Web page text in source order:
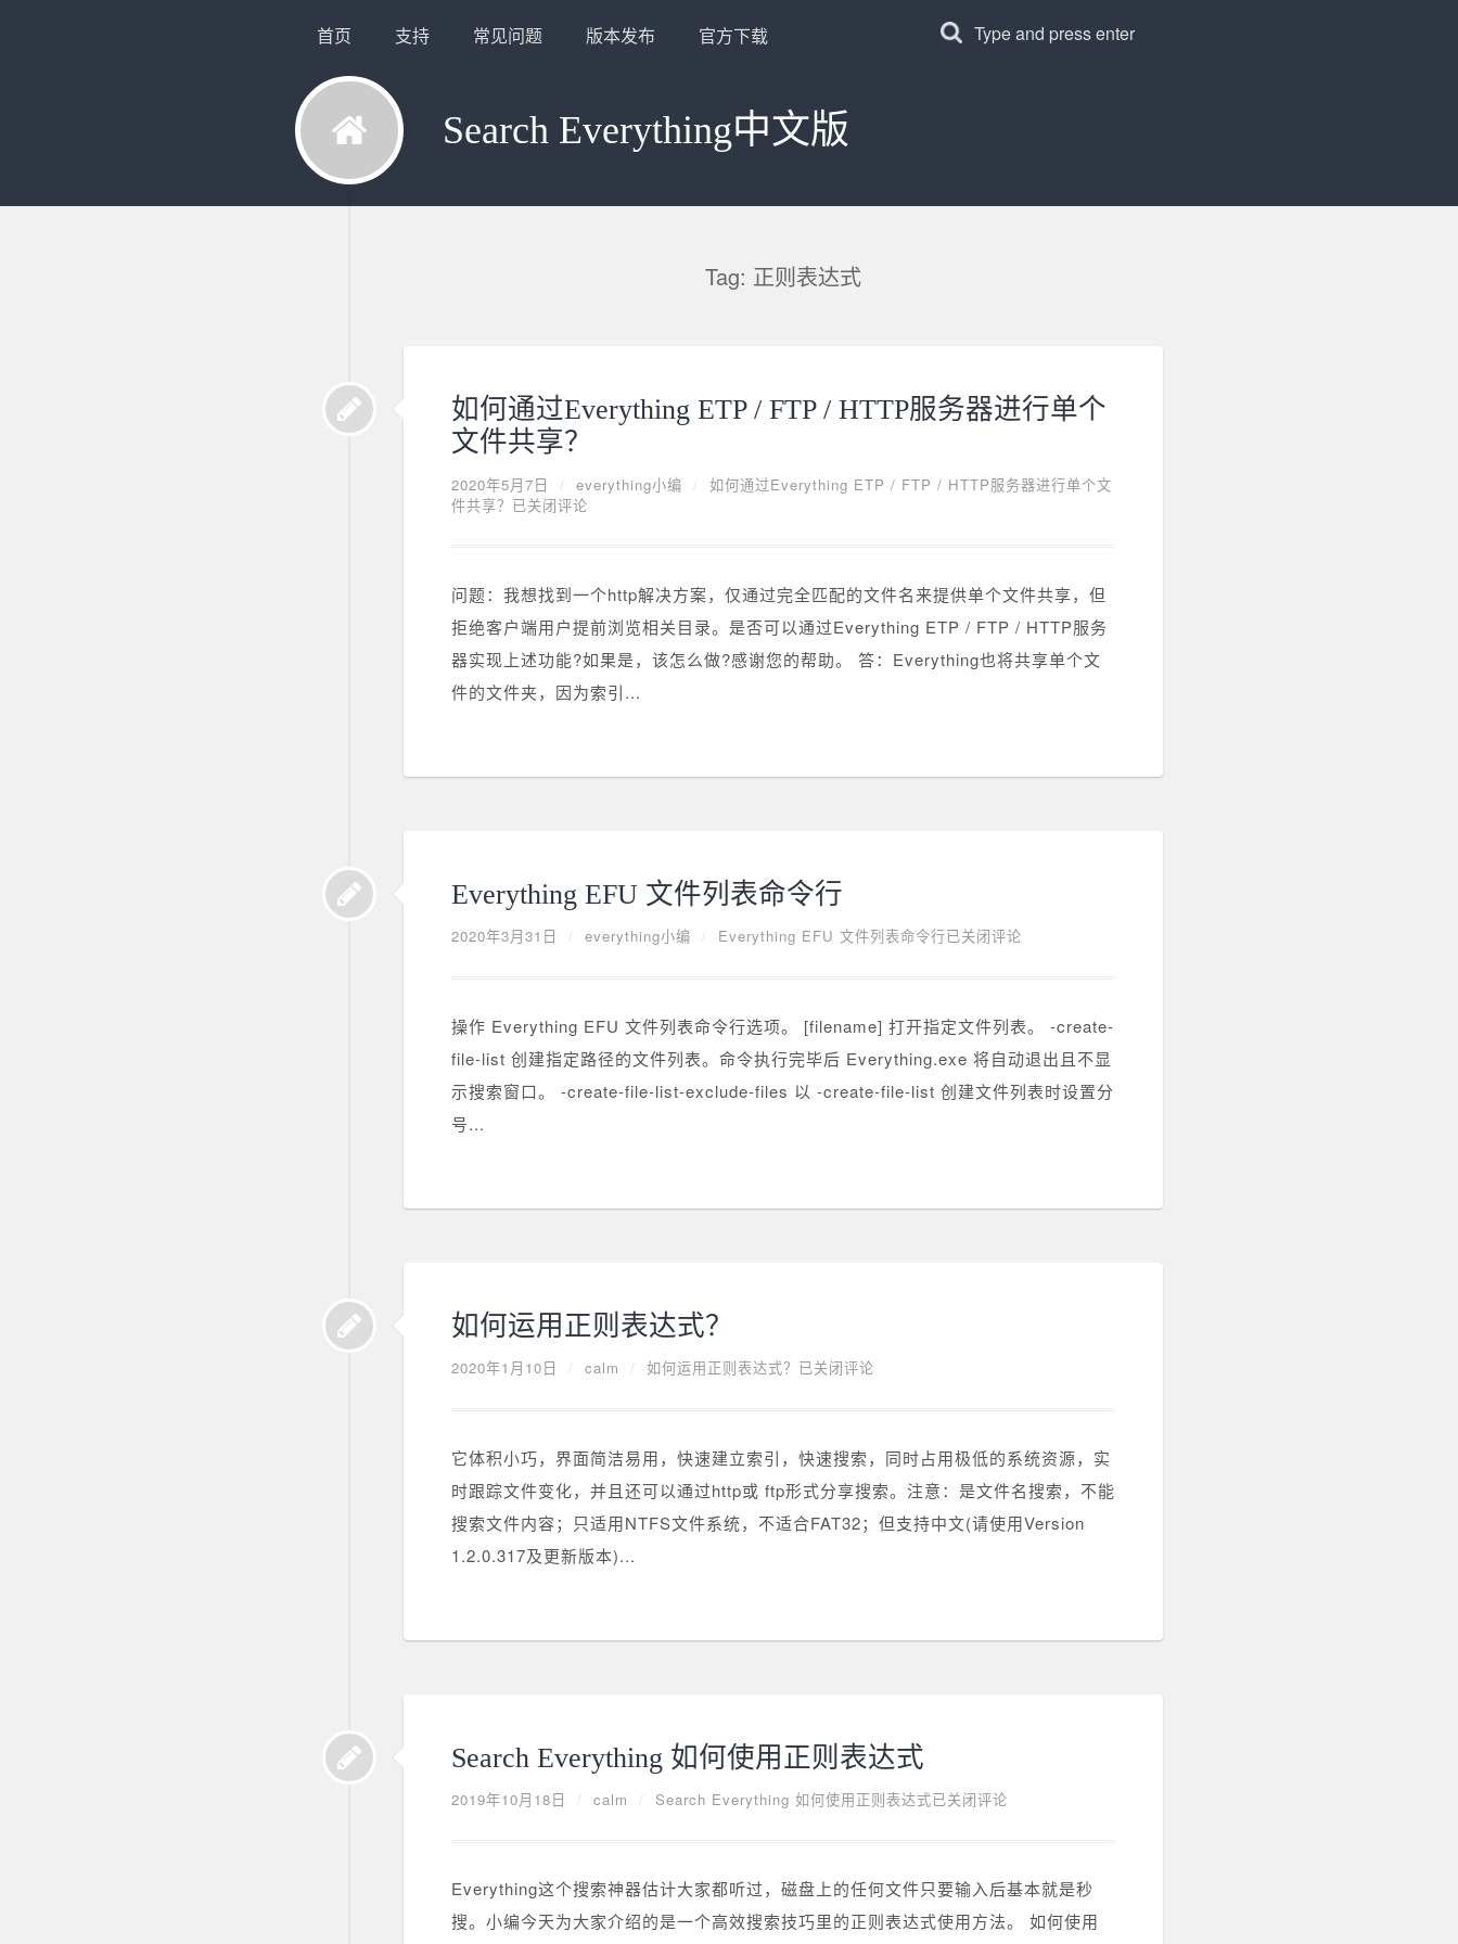
首页 支持 常见问题 版本发布 官方下载
Search Everything中文版
Tag: 正则表达式
如何通过Everything ETP / FTP / HTTP服务器进行单个
文件共享？
2020年5月7日 / everything小编 /
如何通过Everything ETP / FTP / HTTP服务器进行单个文
件共享？ 已关闭评论
问题：我想找到一个http解决方案，仅通过完全匹配的文件名来提供单个文件共享，但
拒绝客户端用户提前浏览相关目录。是否可以通过Everything ETP / FTP / HTTP服务
器实现上述功能?如果是，该怎么做?感谢您的帮助。 答：Everything也将共享单个文
件的文件夹，因为索引...
Everything EFU 文件列表命令行
2020年3月31日 / everything小编 / Everything EFU 文件列表命令行已关闭评论
操作 Everything EFU 文件列表命令行选项。 [filename] 打开指定文件列表。 -create-
file-list 创建指定路径的文件列表。命令执行完毕后 Everything.exe 将自动退出且不显
示搜索窗口。 -create-file-list-exclude-files 以 -create-file-list 创建文件列表时设置分
号...
如何运用正则表达式？
2020年1月10日 / calm / 如何运用正则表达式？ 已关闭评论
它体积小巧，界面简洁易用，快速建立索引，快速搜索，同时占用极低的系统资源，实
时跟踪文件变化，并且还可以通过http或 ftp形式分享搜索。注意：是文件名搜索，不能
搜索文件内容；只适用NTFS文件系统，不适合FAT32；但支持中文(请使用Version
1.2.0.317及更新版本)...
Search Everything 如何使用正则表达式
2019年10月18日 / calm / Search Everything 如何使用正则表达式已关闭评论
Everything这个搜索神器估计大家都听过，磁盘上的任何文件只要输入后基本就是秒
搜。小编今天为大家介绍的是一个高效搜索技巧里的正则表达式使用方法。 如何使用